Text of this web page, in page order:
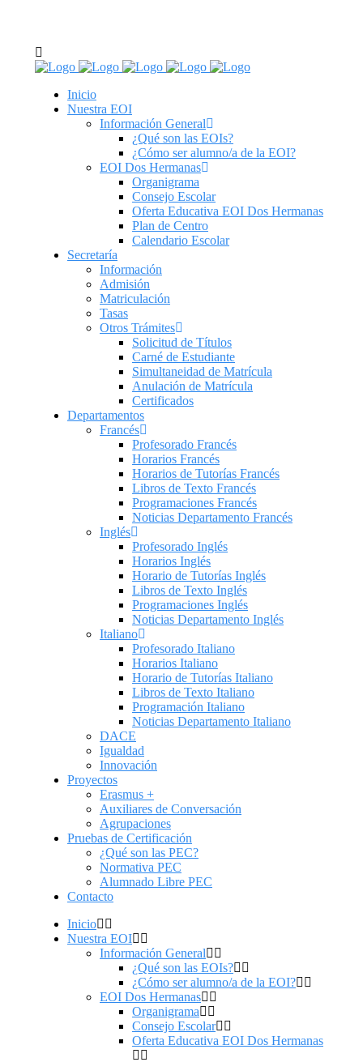
tel: 955 62 43 03
Inicio
Nuestra EOI
Información General
¿Qué son las EOIs?
¿Cómo ser alumno/a de la EOI?
EOI Dos Hermanas
Organigrama
Consejo Escolar
Oferta Educativa EOI Dos Hermanas
Plan de Centro
Calendario Escolar
Secretaría
Información
Admisión
Matriculación
Tasas
Otros Trámites
Solicitud de Títulos
Carné de Estudiante
Simultaneidad de Matrícula
Anulación de Matrícula
Certificados
Departamentos
Francés
Profesorado Francés
Horarios Francés
Horarios de Tutorías Francés
Libros de Texto Francés
Programaciones Francés
Noticias Departamento Francés
Inglés
Profesorado Inglés
Horarios Inglés
Horario de Tutorías Inglés
Libros de Texto Inglés
Programaciones Inglés
Noticias Departamento Inglés
Italiano
Profesorado Italiano
Horarios Italiano
Horario de Tutorías Italiano
Libros de Texto Italiano
Programación Italiano
Noticias Departamento Italiano
DACE
Igualdad
Innovación
Proyectos
Erasmus +
Auxiliares de Conversación
Agrupaciones
Pruebas de Certificación
¿Qué son las PEC?
Normativa PEC
Alumnado Libre PEC
Contacto
Inicio
Nuestra EOI
Información General
¿Qué son las EOIs?
¿Cómo ser alumno/a de la EOI?
EOI Dos Hermanas
Organigrama
Consejo Escolar
Oferta Educativa EOI Dos Hermanas